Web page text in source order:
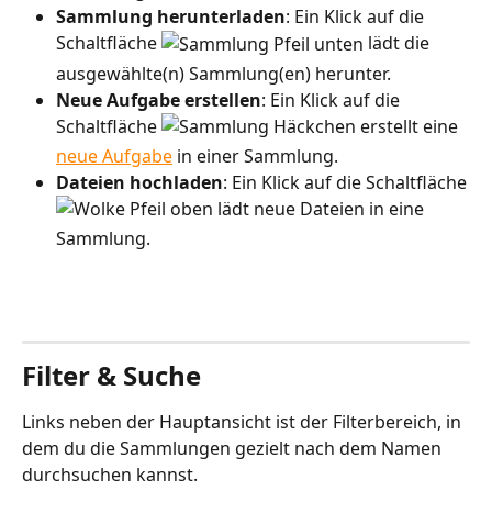
Sammlung herunterladen: Ein Klick auf die
Schaltfläche
lädt die
ausgewählte(n) Sammlung(en) herunter.
Neue Aufgabe erstellen: Ein Klick auf die
Schaltfläche
erstellt eine
neue Aufgabe in einer Sammlung.
Dateien hochladen: Ein Klick auf die Schaltfläche
lädt neue Dateien in eine
Sammlung.
Filter & Suche
Links neben der Hauptansicht ist der Filterbereich, in
dem du die Sammlungen gezielt nach dem Namen
durchsuchen kannst.